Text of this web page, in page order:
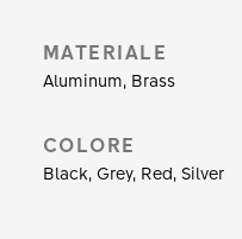
nipple e raggio.
sistema frenafiletti DT Pro Lock
bike. Peso: a partire
MATERIALE
Aluminum, Brass
COLORE
Black, Grey, Red, Silver